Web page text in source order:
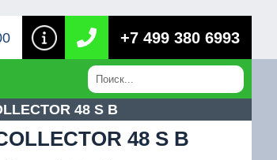
+7 499 380 6993
48 S B
48 S B